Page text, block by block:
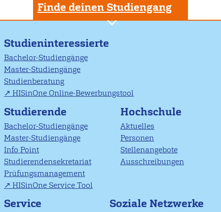
Finde deinen Studiengang
Studieninteressierte
Bachelor-Studiengänge
Master-Studiengänge
Studienberatung
HISinOne Online-Bewerbungstool
Studierende
Bachelor-Studiengänge
Master-Studiengänge
Info Point
Studierendensekretariat
Prüfungsmanagement
HISinOne Service Tool
Hochschule
Aktuelles
Personen
Stellenangebote
Ausschreibungen
Service Soziale Netzwerke